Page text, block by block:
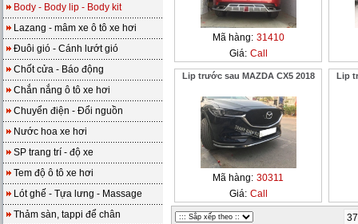
Body - Body lip - Body kit
Lazang - mâm xe ô tô xe hơi
Đuôi gió - Cánh lướt gió
Chốt cửa - Báo động
Chắn nắng ô tô xe hơi
Chuyển điện - Đổi nguồn
Nước hoa xe hơi
SP trang trí - độ xe
Tem độ ô tô xe hơi
Lót ghế - Tựa lưng - Massage
Thảm sàn, tappi để chân
Mã hàng: 31410
Giá: Call
Lip trước sau MAZDA CX5 2018
Mã hàng: 30311
Giá: Call
Lip